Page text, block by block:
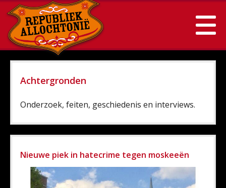
Achtergronden
Onderzoek, feiten, geschiedenis en interviews.
Nieuwe piek in hatecrime tegen moskeeën